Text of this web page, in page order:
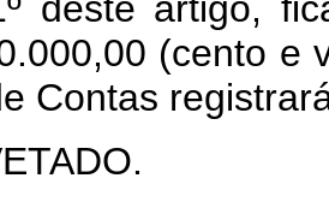
(cento e
Contas